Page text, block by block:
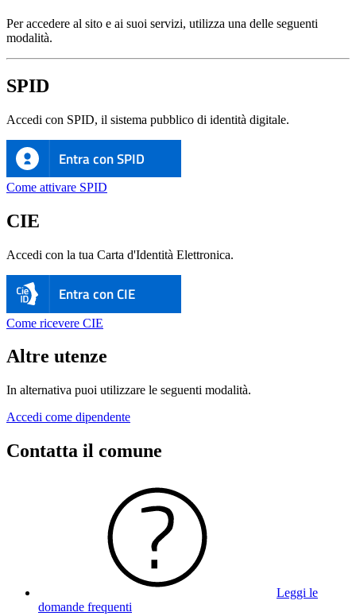
Per accedere al sito e ai suoi servizi, utilizza una delle seguenti
modalità.
SPID
Accedi con SPID, il sistema pubblico di identità digitale.
Entra con SPID
Come attivare SPID
CIE
Accedi con la tua Carta d'Identità Elettronica.
Entra con CIE
Come ricevere CIE
Altre utenze
In alternativa puoi utilizzare le seguenti modalità.
Accedi come dipendente
Contatta il comune
Leggi le
domande frequenti